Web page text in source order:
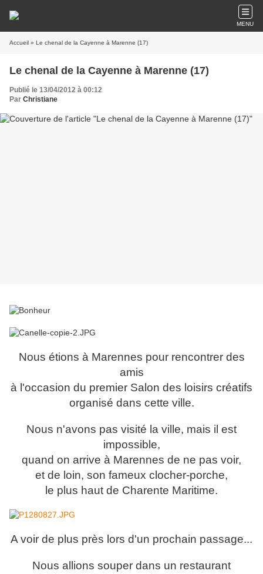
MENU
Accueil » Le chenal de la Cayenne à Marenne (17)
Le chenal de la Cayenne à Marenne (17)
Publié le 13/04/2012 à 00:12
Par Christiane
Nous étions à Marennes pour rencontrer des
amis
à l'occasion du premier Salon des loisirs créatifs
organisé dans cette ville.
Nous n'avons pas visité la ville, mais il est
impossible,
quand on arrive à Marennes de ne pas voir,
et de loin, son fameux clocher-porche,
le plus haut de Charente Maritime.
A voir de plus près lors d'un prochain passage...
Nous allions souper dans un restaurant